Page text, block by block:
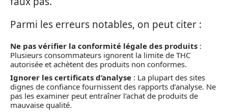
Parmi les erreurs notables, on peut citer :
Ne pas vérifier la conformité légale des produits :
Plusieurs consommateurs ignorent la limite de THC
autorisée et achètent des produits non conformes.
Ignorer les certificats d’analyse : La plupart des sites
dignes de confiance fournissent des rapports d’analyse. Ne
pas les examiner peut entraîner l’achat de produits de
mauvaise qualité.